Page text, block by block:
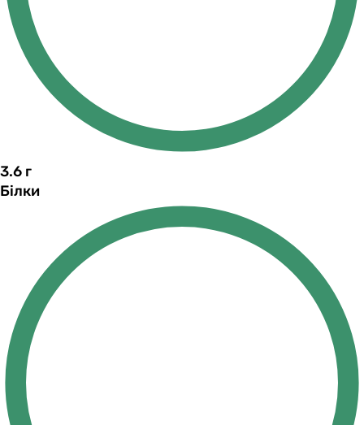
3.6 г
Білки